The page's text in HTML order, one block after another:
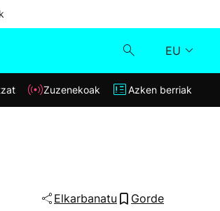
EU
Klisk
Zuzenekoak Azken berriak
Elkarbanatu Gorde